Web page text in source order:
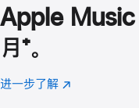
Apple Music
月 脚
注
⁺。
进一步了解 Apple
(在